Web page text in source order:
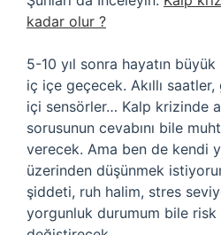
kadar olur ?
5-10 yıl sonra hayatın
iç içe geçecek. Akıllı
içi sensörler… Kalp krizinde
sorusunun cevabını bile
verecek. Ama ben de kendi
üzerinden düşünmek
şiddeti, ruh halim, stres
yorgunluk durumum bile